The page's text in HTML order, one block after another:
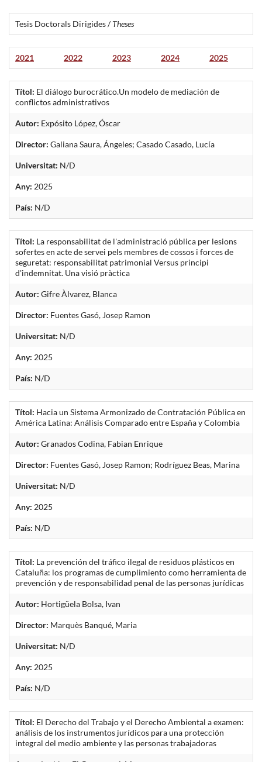
Tesis Doctorals Dirigides /Theses
2021 2022 2023 2024 2025
Títol: El diálogo burocrático.Un modelo de mediación de
conflictos administrativos
Autor: Expósito López, Óscar
Director: Galiana Saura, Ángeles; Casado Casado, Lucía
Universitat: N/D
Any: 2025
País: N/D
Títol: La responsabilitat de l'administració pública per lesions
sofertes en acte de servei pels membres de cossos i forces de
seguretat: responsabilitat patrimonial Versus principi
d'indemnitat. Una visió pràctica
Autor: Gifre Àlvarez, Blanca
Director: Fuentes Gasó, Josep Ramon
Universitat: N/D
Any: 2025
País: N/D
Títol: Hacia un Sistema Armonizado de Contratación Pública en
América Latina: Análisis Comparado entre España y Colombia
Autor: Granados Codina, Fabian Enrique
Director: Fuentes Gasó, Josep Ramon; Rodríguez Beas, Marina
Universitat: N/D
Any: 2025
País: N/D
Títol: La prevención del tráfico ilegal de residuos plásticos en
Cataluña: los programas de cumplimiento como herramienta de
prevención y de responsabilidad penal de las personas jurídicas
Autor: Hortigüela Bolsa, Ivan
Director: Marquès Banqué, Maria
Universitat: N/D
Any: 2025
País: N/D
Títol: El Derecho del Trabajo y el Derecho Ambiental a examen:
análisis de los instrumentos jurídicos para una protección
integral del medio ambiente y las personas trabajadoras